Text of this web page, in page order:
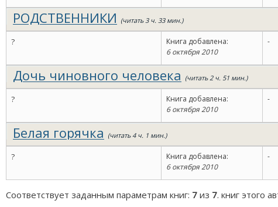
РОДСТВЕННИКИ (читать 3 ч. 33 мин.)
?
Книга добавлена:
6 октября 2010
-
Дочь чиновного человека (читать 2 ч. 51 мин.)
?
Книга добавлена:
6 октября 2010
-
Белая горячка (читать 4 ч. 1 мин.)
?
Книга добавлена:
6 октября 2010
-
Соответствует заданным параметрам книг: 7 из 7. книг этого